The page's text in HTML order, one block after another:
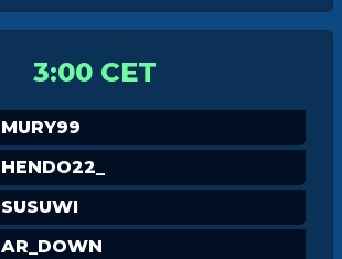
3:00 CET
MURY99
HENDO22_
SUSUWI
AR_DOWN